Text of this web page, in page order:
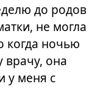
до родов
не могла
когда ночью
врачу, она
у меня с